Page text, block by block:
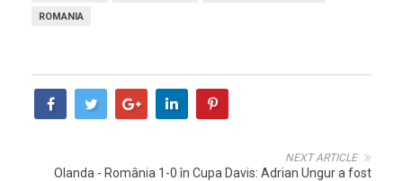
ROMANIA
NEXT ARTICLE
Olanda - România 1-0 în Cupa Davis: Adrian Ungur a fost